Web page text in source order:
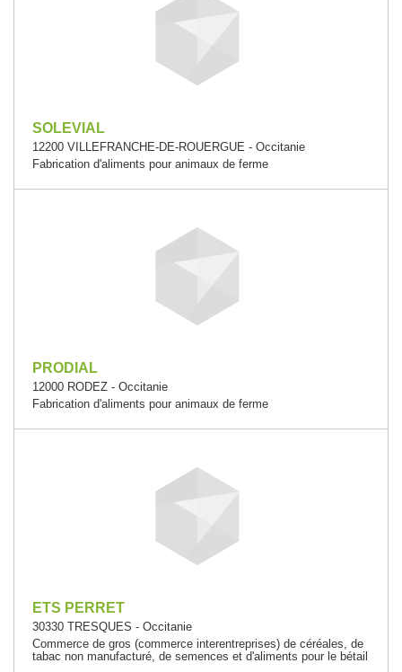
SOLEVIAL
12200 VILLEFRANCHE-DE-ROUERGUE - Occitanie
Fabrication d'aliments pour animaux de ferme
PRODIAL
12000 RODEZ - Occitanie
Fabrication d'aliments pour animaux de ferme
ETS PERRET
30330 TRESQUES - Occitanie
Commerce de gros (commerce interentreprises) de céréales, de
tabac non manufacturé, de semences et d'aliments pour le bétail